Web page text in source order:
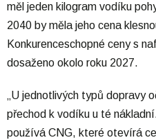
měl jeden kilogram vodíku
2040 by měla jeho cena
Konkurenceschopné ceny s
dosaženo okolo roku 2027.
„U jednotlivých typů dopravy
přechod k vodíku u té
používá CNG, které otevírá